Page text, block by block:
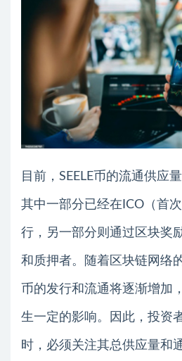
目前，SEELE币的流通供应
其中一部分已经在ICO（首
行，另一部分则通过区块奖
和质押者。随着区块链网络
币的发行和流通将逐渐增加
生一定的影响。因此，投资
时，必须关注其总供应量和